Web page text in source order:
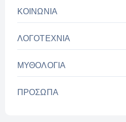
ΚΟΙΝΩΝΙΑ
ΛΟΓΟΤΕΧΝΙΑ
ΜΥΘΟΛΟΓΙΑ
ΠΡΟΣΩΠΑ